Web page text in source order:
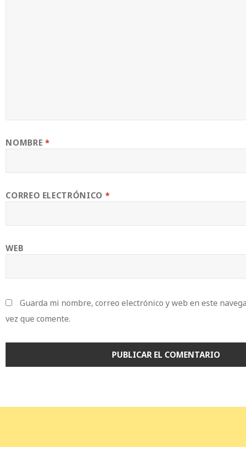
NOMBRE *
CORREO ELECTRÓNICO *
WEB
Guarda mi nombre, correo electrónico y web en este
vez que comente.